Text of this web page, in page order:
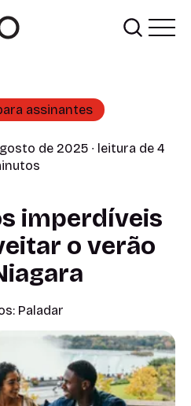
assinantes
de 2025 ∙ leitura de 4
imperdíveis
o verão
Paladar